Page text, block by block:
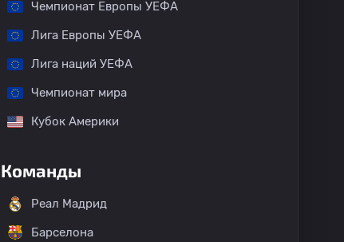
Чемпионат Европы УЕФА
Лига Европы УЕФА
Лига наций УЕФА
Чемпионат мира
Кубок Америки
Команды
Реал Мадрид
Барселона